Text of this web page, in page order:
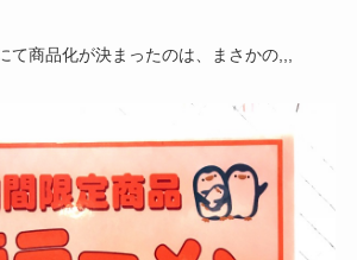
て商品化が決まったのは、まさかの,,,